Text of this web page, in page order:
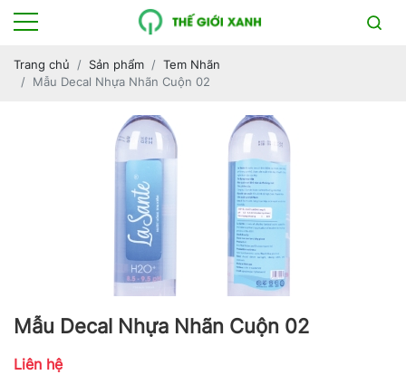
Trang chủ Sản phẩm
Tem Nhãn
Mẫu Decal Nhựa Nhãn Cuộn 02
Mẫu Decal Nhựa Nhãn Cuộn 02
Liên hệ